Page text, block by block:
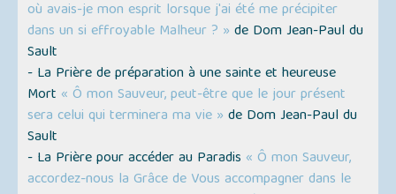
où avais-je mon esprit lorsque j'ai été me précipiter
dans un si effroyable Malheur ? » de Dom Jean-Paul du
Sault
- La Prière de préparation à une sainte et heureuse
Mort « Ô mon Sauveur, peut-être que le jour présent
sera celui qui terminera ma vie » de Dom Jean-Paul du
Sault
- La Prière pour accéder au Paradis « Ô mon Sauveur,
accordez-nous la Grâce de Vous accompagner dans le